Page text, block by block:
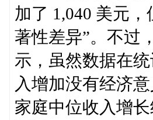
加了 1,040 美元
著性差异”。不过
示，虽然数据在
入增加没有经济
家庭中位收入增